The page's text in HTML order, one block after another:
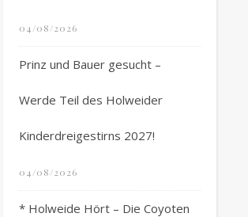
04/08/2026
Prinz und Bauer gesucht –
Werde Teil des Holweider
Kinderdreigestirns 2027!
04/08/2026
* Holweide Hört – Die Coyoten